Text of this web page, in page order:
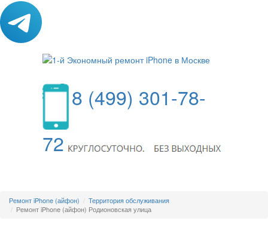
8 (499) 301-78-
72
Ремонт iPhone (айфон)
Территория обслуживания
Ремонт iPhone (айфон) Родионовская улица